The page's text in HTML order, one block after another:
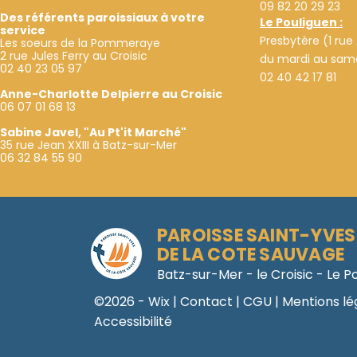
Des référents paroissiaux à votre
service
Les soeurs de la Pommeraye
2 rue Jules Ferry au Croisic
02 40 23 05 97
Anne-Charlotte Delpierre au Croisic
06 07 01 68 13
Sabine Javel, "Au Pt'it Marché"
35 rue Jean XXIII à Batz-sur-Mer
06 32 84 55 90
09 82 20 29 23
Le Pouliguen :
Presbytère (1
du mardi au
02 40 42 17 81
PAROISSE SAINT-YVES
DE LA COTE SAUVAGE
Batz-sur-Mer - le Croisic - Le
©2026 - Wix | Contact | CGU | Mentions
Accessibilité